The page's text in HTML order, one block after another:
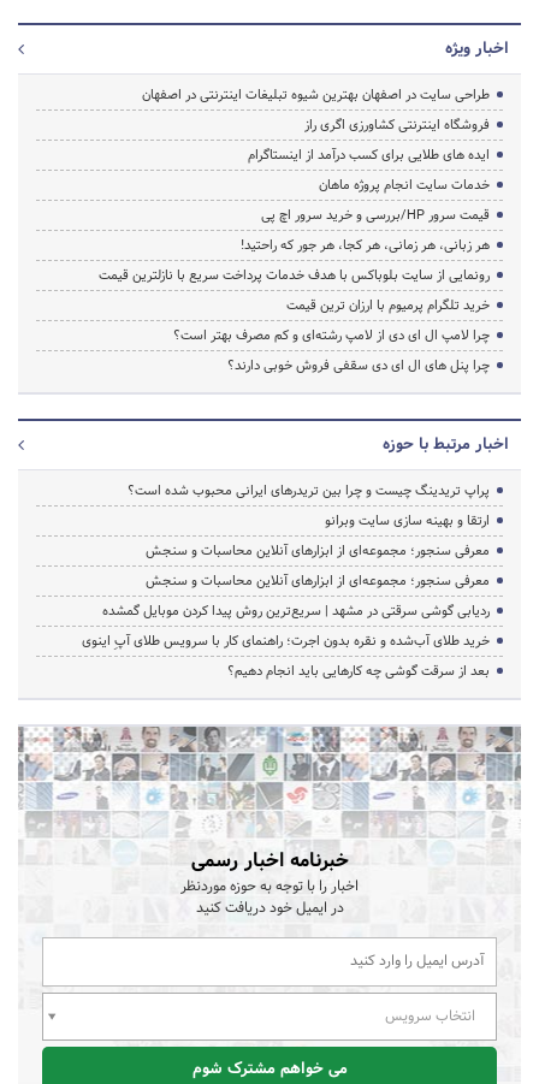
اخبار ویژه
طراحی سایت در اصفهان بهترین شیوه تبلیغات اینترنتی در اصفهان
فروشگاه اینترنتی کشاورزی اگری راز
ایده های طلایی برای کسب درآمد از اینستاگرام
خدمات سایت انجام پروژه ماهان
قیمت سرور HP/بررسی و خرید سرور اچ پی
هر زبانی، هر زمانی، هر کجا، هر جور که راحتید!
رونمایی از سایت بلوباکس با هدف خدمات پرداخت سریع با نازلترین قیمت
خرید تلگرام پرمیوم با ارزان ترین قیمت
چرا لامپ ال ای دی از لامپ رشته‌ای و کم مصرف بهتر است؟
چرا پنل های ال ای دی سقفی فروش خوبی دارند؟
اخبار مرتبط با حوزه
پراپ تریدینگ چیست و چرا بین تریدرهای ایرانی محبوب شده است؟
ارتقا و بهینه سازی سایت وبرانو
معرفی سنجور؛ مجموعه‌ای از ابزارهای آنلاین محاسبات و سنجش
معرفی سنجور؛ مجموعه‌ای از ابزارهای آنلاین محاسبات و سنجش
ردیابی گوشی سرقتی در مشهد | سریع‌ترین روش پیدا کردن موبایل گمشده
خرید طلای آب‌شده و نقره بدون اجرت؛ راهنمای کار با سرویس طلای آپِ اینوی
بعد از سرقت گوشی چه کارهایی باید انجام دهیم؟
خبرنامه اخبار رسمی
اخبار را با توجه به حوزه موردنظر
در ایمیل خود دریافت کنید
انتخاب سرویس
می خواهم مشترک شوم